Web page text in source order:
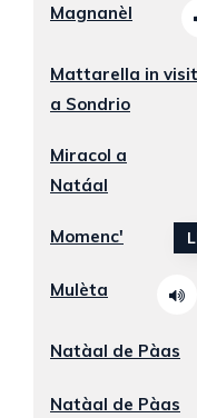
Magnanèl
Mattarella in
a Sondrio
Miracol a
Natáal
Momenc'
Mulèta
Natàal de Pàas
Natàal de Pàas